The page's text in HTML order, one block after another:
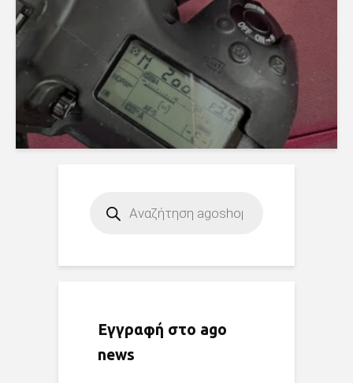
search
Εγγραφή στο ago
news